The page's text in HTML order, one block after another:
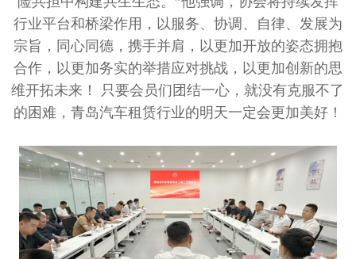
行业平台和桥梁作用，以服务、协调、自律、发展为
宗旨，同心同德，携手并肩，以更加开放的姿态拥抱
合作，以更加务实的举措应对挑战，以更加创新的思
维开拓未来！ 只要会员们团结一心，就没有克服不了
的困难，青岛汽车租赁行业的明天一定会更加美好！